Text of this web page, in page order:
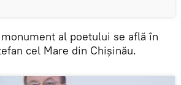
al poetului se află în
cel Mare din Chișinău.